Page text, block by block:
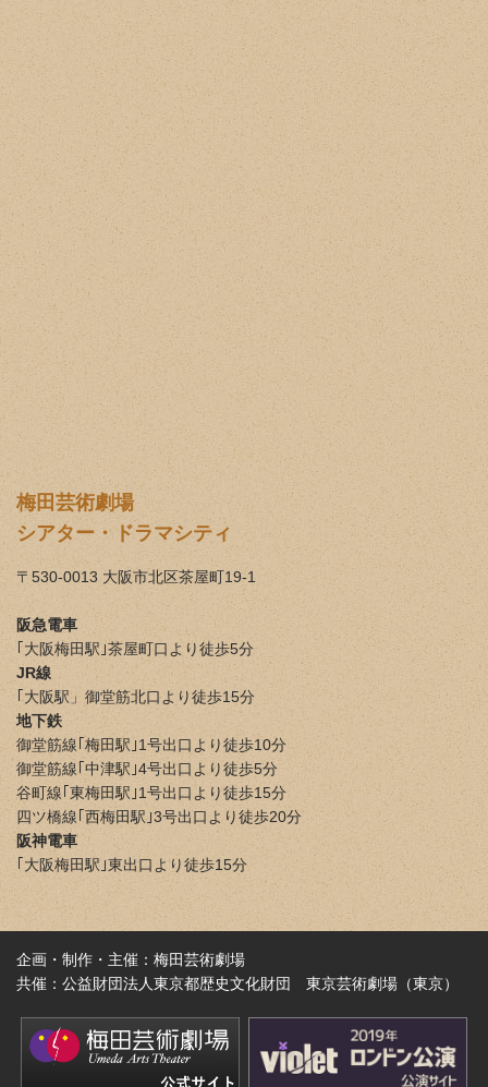
梅田芸術劇場
シアター・ドラマシティ
〒530-0013 大阪市北区茶屋町19-1
阪急電車
｢大阪梅田駅｣茶屋町口より徒歩5分
JR線
｢大阪駅」御堂筋北口より徒歩15分
地下鉄
御堂筋線｢梅田駅｣1号出口より徒歩10分
御堂筋線｢中津駅｣4号出口より徒歩5分
谷町線｢東梅田駅｣1号出口より徒歩15分
四ツ橋線｢西梅田駅｣3号出口より徒歩20分
阪神電車
｢大阪梅田駅｣東出口より徒歩15分
企画・制作・主催：梅田芸術劇場
共催：公益財団法人東京都歴史文化財団 東京芸術劇場（東京）